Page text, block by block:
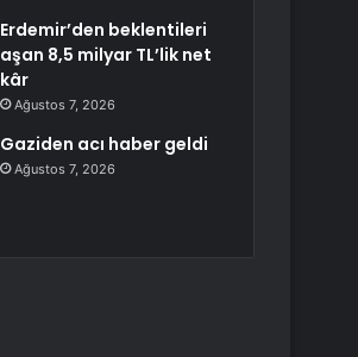
Erdemir’den beklentileri
aşan 8,5 milyar TL’lik net
kâr
Ağustos 7, 2026
Gaziden acı haber geldi
Ağustos 7, 2026